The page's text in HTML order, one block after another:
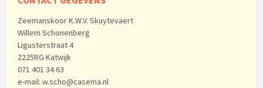
Zeemanskoor K.W.V. Skuytevaert
Willem Schonenberg
Ligusterstraat 4
2225RG Katwijk
071 401 34 63
e-mail: w.scho@casema.nl